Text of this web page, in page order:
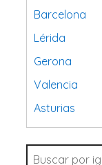
Barcelona
Lérida
Gerona
Valencia
Asturias
Tarragona
Navarra